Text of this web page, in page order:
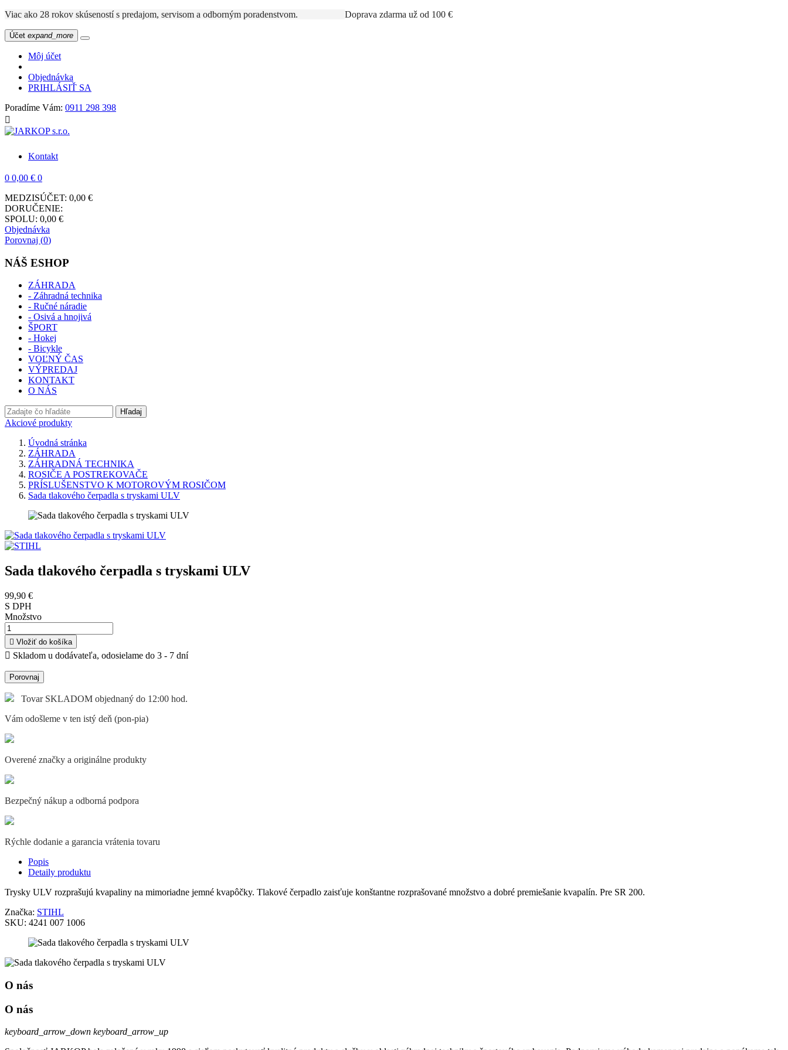
Viac ako 28 rokov skúseností s predajom, servisom a odborným poradenstvom. Doprava zdarma už od 100 €
Účet expand_more
Môj účet
Objednávka
PRIHLÁSIŤ SA
Poradíme Vám: 0911 298 398

Kontakt
0 0,00 € 0
MEDZISÚČET: 0,00 €
DORUČENIE:
SPOLU: 0,00 €
Objednávka
Porovnaj (0)
NÁŠ ESHOP
ZÁHRADA
- Záhradná technika
- Ručné náradie
- Osivá a hnojivá
ŠPORT
- Hokej
- Bicykle
VOĽNÝ ČAS
VÝPREDAJ
KONTAKT
O NÁS
Hľadaj
Akciové produkty
Úvodná stránka
ZÁHRADA
ZÁHRADNÁ TECHNIKA
ROSIČE A POSTREKOVAČE
PRÍSLUŠENSTVO K MOTOROVÝM ROSIČOM
Sada tlakového čerpadla s tryskami ULV
Sada tlakového čerpadla s tryskami ULV
99,90 €
S DPH
Množstvo
 Vložiť do košíka
 Skladom u dodávateľa, odosielame do 3 - 7 dní
Porovnaj
Tovar SKLADOM objednaný do 12:00 hod.
Vám odošleme v ten istý deň (pon-pia)
Overené značky a originálne produkty
Bezpečný nákup a odborná podpora
Rýchle dodanie a garancia vrátenia tovaru
Popis
Detaily produktu
Trysky ULV rozprašujú kvapaliny na mimoriadne jemné kvapôčky. Tlakové čerpadlo zaisťuje konštantne rozprašované množstvo a dobré premiešanie kvapalín. Pre SR 200.
Značka: STIHL
SKU: 4241 007 1006
O nás
O nás
keyboard_arrow_down keyboard_arrow_up